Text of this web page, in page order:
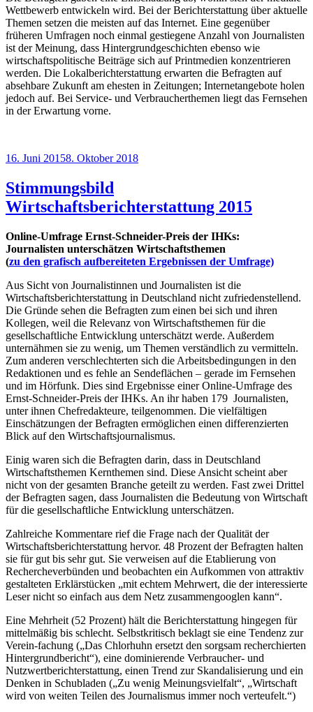
Wett­bewerb entwickeln wird. Bei der Berichterstattung über aktuelle
Themen setzen die meisten auf das Internet. Eine gegenüber
früheren Umfragen noch einmal gestiegene Anzahl von Journalisten
ist der Meinung, dass Hintergrundgeschichten ebenso wie
wirtschaftspolitische Beiträge sich auf Printmedien kon­zentrieren
werden. Die Lokalberichterstattung erwarten die Befragten auf
absehbare Zukunft am ehesten in Zeitungen; Internetangebote holen
jedoch auf. Bei Service- und Verbraucherthemen liegt das Fernsehen
in der Erwartung vorne.
Veröffentlicht
16. Juni 20158. Oktober 2018
Stimmungsbild
Wirtschaftsberichterstattung 2015
Online-Umfrage Ernst-Schneider-Preis der IHKs:
Journalisten unterschätzen Wirtschaftsthemen
(zu den grafisch aufbereiteten Ergebnissen der Umfrage)
Aus Sicht von Journalistinnen und Journalisten ist die
Wirtschaftsberichterstattung in Deutschland nicht zufriedenstellend.
Die Gründe sehen die Befragten zum einen bei sich und ihren
Kollegen, weil die Relevanz von Wirtschaftsthemen für die
gesellschaftliche Entwicklung unterschätzt werde. Außerdem
unternähmen sie zu wenig, um Themen verständlich zu vermitteln.
Zum anderen verschlechterten sich die Arbeitsbedingungen in den
Redaktionen und es fehle an Sendeflächen – gerade im Fernsehen
und im Hörfunk. Dies sind Ergebnisse einer Online-Umfrage des
Ernst-Schneider-Preis der IHKs. An ihr haben 179 Journalisten,
unter ihnen Chef­redak­teure, teilgenommen. Die vielfältigen
Einschätzungen der Befragten ermöglichen einen differenzierten
Blick auf den Wirtschaftsjournalismus.
Einig waren sich die Befragten darin, dass in Deutschland
Wirtschaftsthemen Kernthemen sind. Diese Ansicht scheint aber
nicht von der gesamten Branche geteilt zu werden. Fast zwei Drittel
der Befragten sagen, dass Journalisten die Bedeutung von Wirtschaft
für die gesellschaftliche Entwicklung unterschätzen.
Zahlreiche Kommentare rief die Frage nach der Qualität der
Wirtschaftsberichterstattung hervor. 48 Prozent der Befragten halten
sie für gut bis sehr gut. Sie verweisen auf die Etablierung von
Rechercheverbünden und beobachten ein Aufkommen von attraktiv
gestalteten Erklärstücken „mit echtem Mehrwert, die der interessierte
Leser nicht so einfach aus dem Netz zusammengooglen kann“.
Eine Mehrheit (52 Prozent) hält die Berichterstattung hingegen für
mittelmäßig bis schlecht. Selbstkritisch beklagt sie eine Tendenz zur
Verein-fachung („Das Chlorhuhn ersetzt den sorgsam recherchierten
Hintergrundbericht“), eine dominierende Verbraucher- und
Nutzwertberichterstattung, einen Trend zur Skandalisierung und ein
Denken in Schubladen („Zu wenig Meinungsvielfalt“, „Wirtschaft
wird von weiten Teilen des Journalismus immer noch verteufelt.“)